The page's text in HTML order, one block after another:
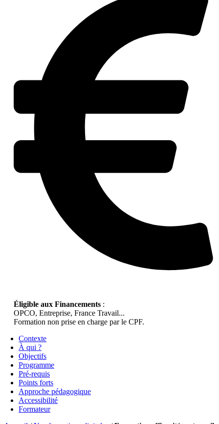
Éligible aux Financements :
OPCO, Entreprise, France Travail...
Formation non prise en charge par le CPF.
Contexte
À qui ?
Objectifs
Programme
Pré-requis
Points forts
Approche pédagogique
Accessibilité
Formateur